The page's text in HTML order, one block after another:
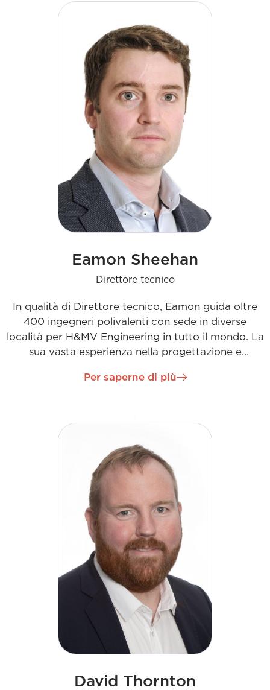
un'azienda leader specializzata in ingegneria che
consenta la transizione energetica. La sua
leadership strategica e il suo impegno verso una
cultura dell'eccellenza continuano a plasmare la
prossima fase di crescita dell'azienda. Declan ha
una laurea in Ingegneria e un Master in Business
Administration (MBA).
Eamon Sheehan
Direttore tecnico
In qualità di Direttore tecnico, Eamon guida oltre
400 ingegneri polivalenti con sede in diverse
località per H&MV Engineering in tutto il mondo. La
sua vasta esperienza nella progettazione e
tensione gli consente di essere un mentore pratico
programmi di sviluppo dell'azienda e le affiliazioni
agli organismi di settore.
Per saperne di più
David Thornton